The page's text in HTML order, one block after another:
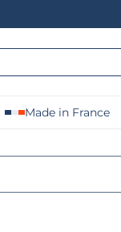
Made in France